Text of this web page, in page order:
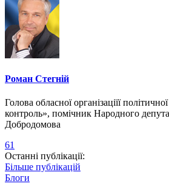
Роман Стегній
Голова обласної організаціїї
контроль», помічник Народного
Добродомова
61
Останні публікації:
Більше публікацій
Блоги